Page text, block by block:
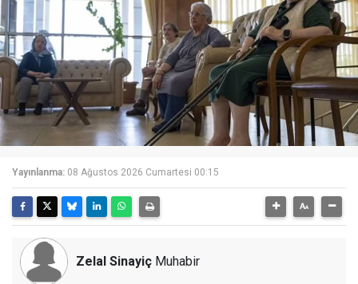
Yayınlanma: 08 Ağustos 2026 Cumartesi 00:15
Zelal Sinayiç Muhabir